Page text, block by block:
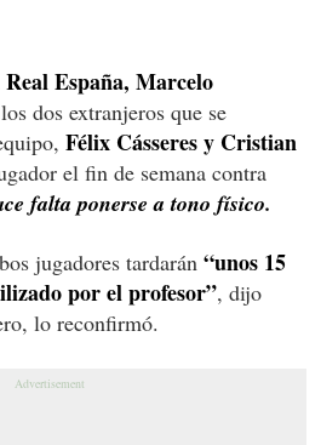
Real España, Marcelo
dos extranjeros que se
Félix Cásseres y Cristian
el fin de semana contra
falta ponerse a tono físico.
jugadores tardarán “unos 15
por el profesor”, dijo
lo reconfirmó.